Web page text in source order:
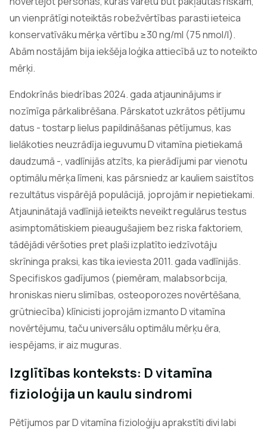
un vienprātīgi noteiktās robežvērtības parasti ieteica
konservatīvāku mērķa vērtību ≥30 ng/ml (75 nmol/l).
Abām nostājām bija iekšēja loģika attiecībā uz to noteikto
mērķi.
Endokrīnās biedrības 2024. gada atjauninājums ir
nozīmīga pārkalibrēšana. Pārskatot uzkrātos pētījumu
datus - tostarp lielus papildināšanas pētījumus, kas
lielākoties neuzrādīja ieguvumu D vitamīna pietiekamā
daudzumā -, vadlīnijās atzīts, ka pierādījumi par vienotu
optimālu mērķa līmeni, kas pārsniedz ar kauliem saistītos
rezultātus vispārējā populācijā, joprojām ir nepietiekami.
Atjauninātajā vadlīnijā ieteikts neveikt regulārus testus
asimptomātiskiem pieaugušajiem bez riska faktoriem,
tādējādi vēršoties pret plaši izplatīto iedzīvotāju
skrīninga praksi, kas tika ieviesta 2011. gada vadlīnijās.
Specifiskos gadījumos (piemēram, malabsorbcija,
hroniskas nieru slimības, osteoporozes novērtēšana,
grūtniecība) klīnicisti joprojām izmanto D vitamīna
novērtējumu, taču universālu optimālu mērķu ēra,
iespējams, ir aiz muguras.
Izglītības konteksts: D vitamīna
fizioloģija un kaulu sindromi
Pētījumos par D vitamīna fizioloģiju aprakstīti divi labi